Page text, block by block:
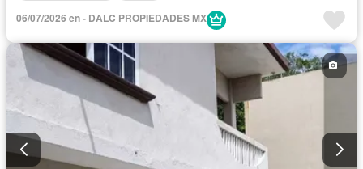
06/07/2026 en - DALC PROPIEDADES MX